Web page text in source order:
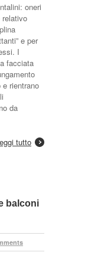
oneri
e per
I
facciata
e rientrano
da
tutto
balconi